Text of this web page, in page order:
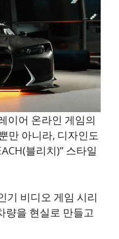
이어 온라인 게임의
만 아니라, 디자인도
블리치)” 스타일
기 비디오 게임 시리
량을 현실로 만들고